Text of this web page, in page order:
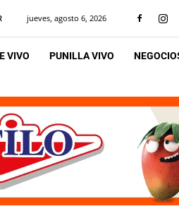
jueves, agosto 6, 2026
VIVO PUNILLA VIVO